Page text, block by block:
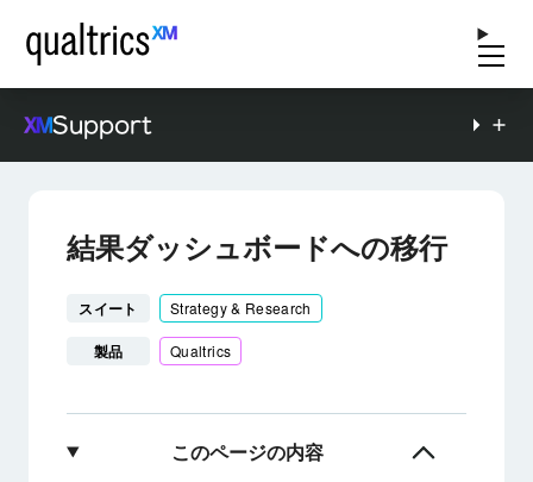
Support
結果ダッシュボードへの移行
スイート Strategy & Research
製品 Qualtrics
このページの内容